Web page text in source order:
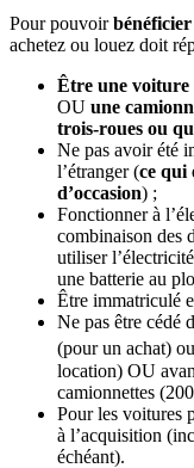
Pour pouvoir
achetez ou louez doit
Être une
OU une
trois-roues ou
Ne pas avoir été
l’étranger (ce qui
d’occasion) ;
Fonctionner à
combinaison des
utiliser
une batterie au
Être immatriculé
Ne pas être cédé
(pour un achat)
location) OU
camionnettes
Pour les voitures
à l’acquisition
échéant).